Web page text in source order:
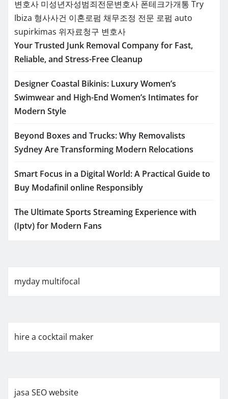
변호사 미성년자성범죄전문변호사 폰테크가개통 Try
Ibiza 형사사건 이혼로펌 채무조정 전문 로펌 auto
supirkimas 위자료청구 변호사
Your Trusted Junk Removal Company for Fast,
Reliable, and Stress-Free Cleanup
Designer Coastal Bikinis: Luxury Women’s
Swimwear and High-End Women’s Intimates for
Modern Style
Beyond Boxes and Trucks: Why Removalists
Sydney Are Transforming Modern Relocations
Smart Focus in a Digital World: A Practical Guide to
Buy Modafinil online Responsibly
The Ultimate Sports Streaming Experience with
(Iptv) for Modern Fans
myday multifocal
hire a cocktail maker
jasa SEO website